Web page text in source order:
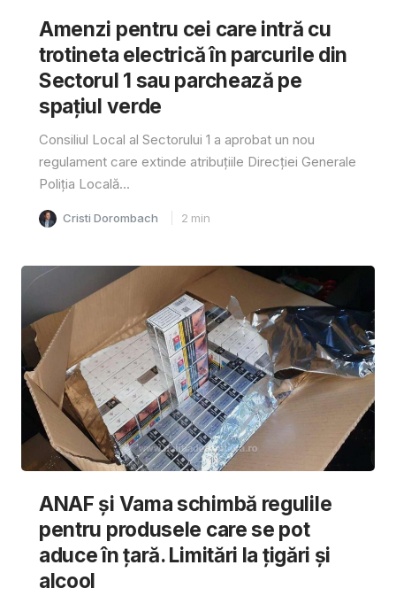
Amenzi pentru cei care intră cu
trotineta electrică în parcurile din
Sectorul 1 sau parchează pe
spațiul verde
Consiliul Local al Sectorului 1 a aprobat un nou
regulament care extinde atribuțiile Direcției Generale
Poliția Locală...
Cristi Dorombach 2 min
ANAF și Vama schimbă regulile
pentru produsele care se pot
aduce în țară. Limitări la țigări și
alcool